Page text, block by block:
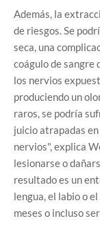
Además, la
de riesgos. Se
seca, una
coágulo de sangre
los nervios
produciendo un
raros, se podría
juicio atrapadas
nervios", explica
lesionarse o
resultado es un
lengua, el labio o
meses o incluso